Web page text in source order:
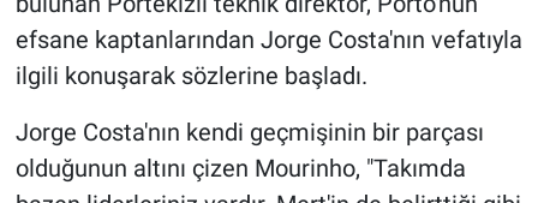
efsane kaptanlarından Jorge Costa'nın vefatıyla
ilgili konuşarak sözlerine başladı.
Jorge Costa'nın kendi geçmişinin bir parçası
olduğunun altını çizen Mourinho, "Takımda
Kültür Sanat
Ne demişti
Nedir